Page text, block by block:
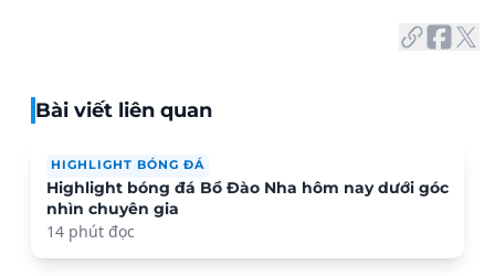
Bài viết liên quan
HIGHLIGHT BÓNG ĐÁ
Highlight bóng đá Bồ Đào Nha hôm nay dưới góc
nhìn chuyên gia
14 phút đọc